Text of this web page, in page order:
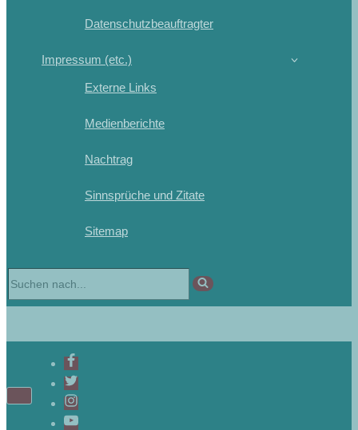
Datenschutzbeauftragter
Impressum (etc.)
Externe Links
Medienberichte
Nachtrag
Sinnsprüche und Zitate
Sitemap